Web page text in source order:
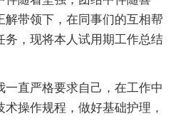
解带领下，在同事们的互相帮
务，现将本人试用期工作总结
一直严格要求自己，在工作中
操作规程，做好基础护理，